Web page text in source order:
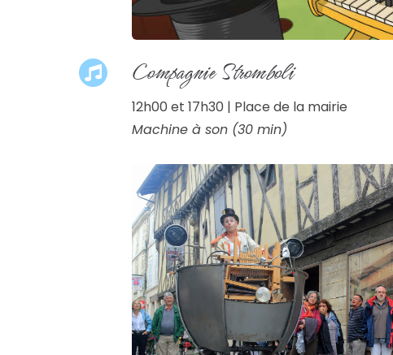
Compagnie Stromboli
12h00 et 17h30 | Place de la mairie
Machine à son (30 min)